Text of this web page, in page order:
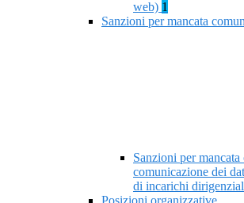
web) 1
Sanzioni per mancata
Sanzioni per
comunicazione dei
di incarichi